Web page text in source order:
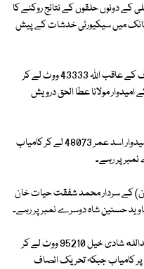
کے دونوں حلقوں کے نتائج روکنے کا
25 ڈی آئی خان اور ٹانک میں سیکیورٹی خدشات کے پیش
این اے 13 صوابی 2 سے پاکستان تحریک انصاف کے عاقب اللہ 43333 ووٹ لے کر
مولانا عطا الحق درویش
این اے 48 اسلام آباد سے تحریک انصاف کے امیدوار اسد عمر 48073 لے کر کامیاب
پر رہے۔
(ن) کے سردار محمد شفقت حیات خان
این اے 71 میانوالی سے مسلم لیگ (ن) کےعبیدالله شادی خیل 95210 ووٹ لے کر
کامیاب جبکہ تحریک انصاف